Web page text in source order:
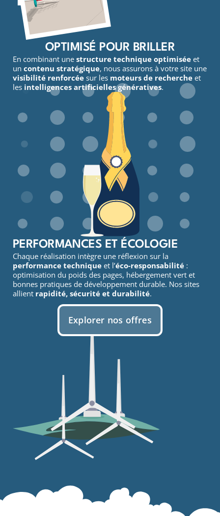
OPTIMISÉ POUR BRILLER
En combinant unestructure technique optimiséeet
un contenu stratégique, nous assurons à votre site une
visibilité renforcéesur les moteurs de rechercheet
les intelligences artificielles génératives.
PERFORMANCES ET ÉCOLOGIE
Chaque réalisation intègre une réflexion sur la
performance techniqueet l’éco-responsabilité:
optimisation du poids des pages, hébergement vert et
bonnes pratiques de développement durable. Nos sites
allient rapidité, sécurité et durabilité.
Explorer nos offres